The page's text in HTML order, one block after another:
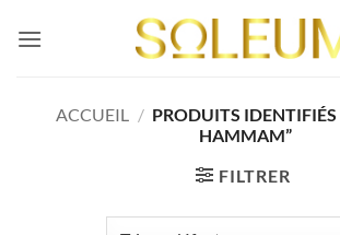
ACCUEIL / PRODUITS IDENTIFIÉS
HAMMAM”
FILTRER